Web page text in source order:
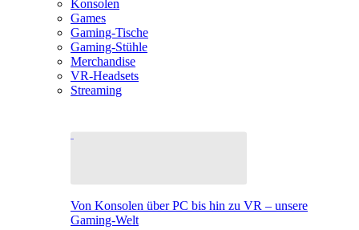
Konsolen
Games
Gaming-Tische
Gaming-Stühle
Merchandise
VR-Headsets
Streaming
Von Konsolen über PC bis hin zu VR – unsere
Gaming-Welt